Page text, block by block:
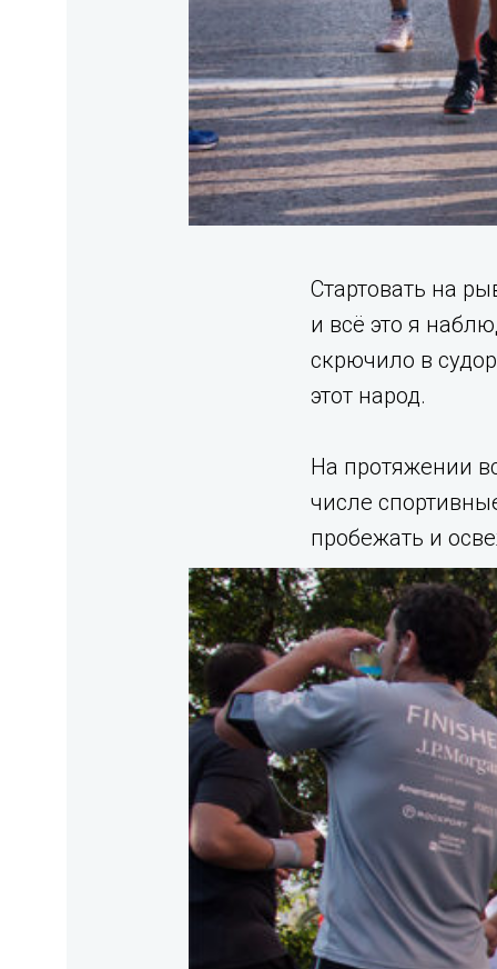
Стартовать на
и всё это я
скрючило в
этот народ.
На протяжении
числе
пробежать и